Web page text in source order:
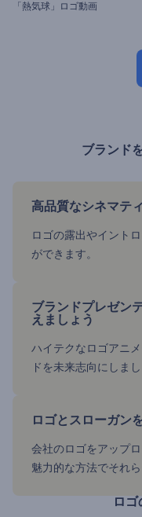
「熱気球」ロゴ動画
ブランド
高品質なシネマテ
ロゴの露出やイント
ができます。
ブランドプレゼン
えましょう
ハイテクなロゴアニ
ドを未来志向にしまし
ロゴとスローガン
会社のロゴをアップ
魅力的な方法でそれ
ロ